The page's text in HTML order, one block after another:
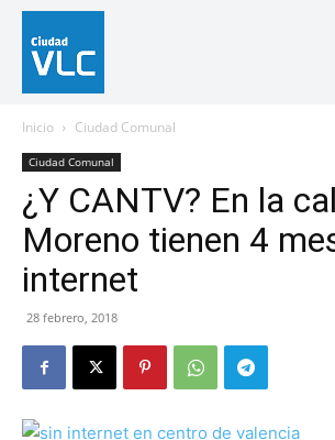
Inicio Ciudad Comunal
Ciudad Comunal
¿Y CANTV? En la
Moreno tienen 4
internet
28 febrero, 2018